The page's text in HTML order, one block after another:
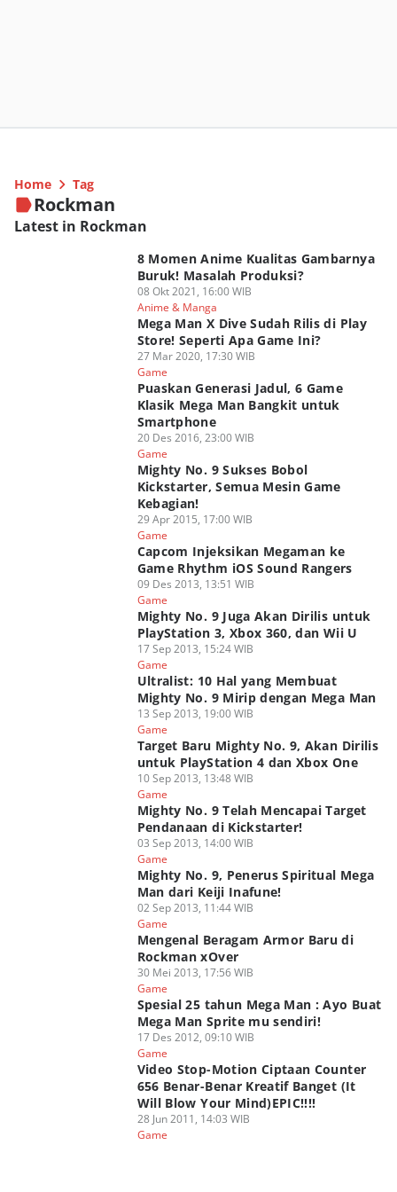
Home Tag
Rockman
Latest in Rockman
8 Momen Anime Kualitas Gambarnya
Buruk! Masalah Produksi?
08 Okt 2021, 16:00 WIB
Anime & Manga
Mega Man X Dive Sudah Rilis di Play
Store! Seperti Apa Game Ini?
27 Mar 2020, 17:30 WIB
Game
Puaskan Generasi Jadul, 6 Game
Klasik Mega Man Bangkit untuk
Smartphone
20 Des 2016, 23:00 WIB
Game
Mighty No. 9 Sukses Bobol
Kickstarter, Semua Mesin Game
Kebagian!
29 Apr 2015, 17:00 WIB
Game
Capcom Injeksikan Megaman ke
Game Rhythm iOS Sound Rangers
09 Des 2013, 13:51 WIB
Game
Mighty No. 9 Juga Akan Dirilis untuk
PlayStation 3, Xbox 360, dan Wii U
17 Sep 2013, 15:24 WIB
Game
Ultralist: 10 Hal yang Membuat
Mighty No. 9 Mirip dengan Mega Man
13 Sep 2013, 19:00 WIB
Game
Target Baru Mighty No. 9, Akan Dirilis
untuk PlayStation 4 dan Xbox One
10 Sep 2013, 13:48 WIB
Game
Mighty No. 9 Telah Mencapai Target
Pendanaan di Kickstarter!
03 Sep 2013, 14:00 WIB
Game
Mighty No. 9, Penerus Spiritual Mega
Man dari Keiji Inafune!
02 Sep 2013, 11:44 WIB
Game
Mengenal Beragam Armor Baru di
Rockman xOver
30 Mei 2013, 17:56 WIB
Game
Spesial 25 tahun Mega Man : Ayo Buat
Mega Man Sprite mu sendiri!
17 Des 2012, 09:10 WIB
Game
Video Stop-Motion Ciptaan Counter
656 Benar-Benar Kreatif Banget (It
Will Blow Your Mind)EPIC!!!!
28 Jun 2011, 14:03 WIB
Game